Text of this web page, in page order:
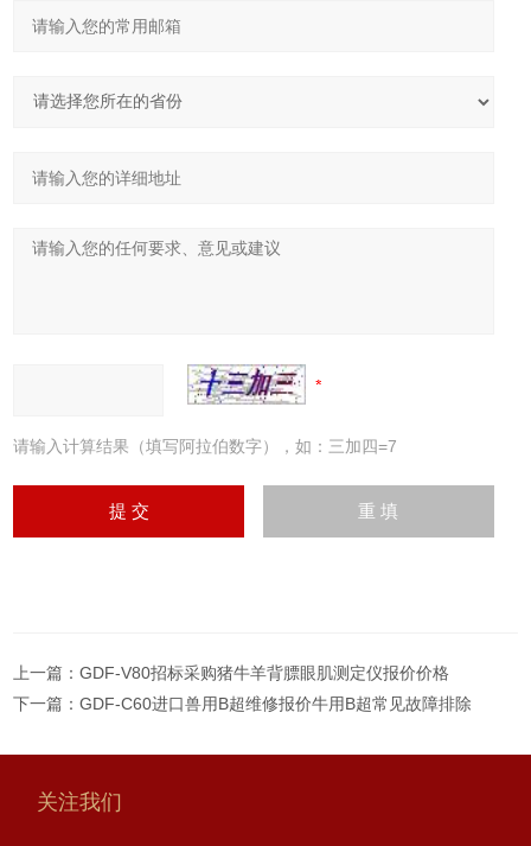
请输入计算结果（填写阿拉伯数字），如：三加四=7
上一篇：GDF-V80招标采购猪牛羊背膘眼肌测定仪报价价格
下一篇：GDF-C60进口兽用B超维修报价牛用B超常见故障排除
关注我们